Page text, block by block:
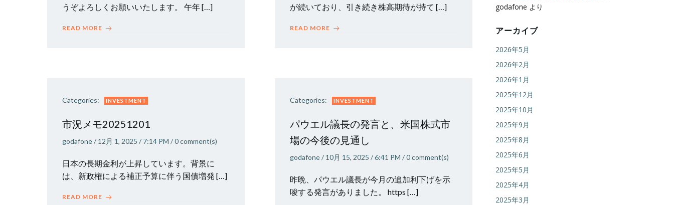
うぞよろしくお願いいたします。 午年 […]
READ MORE
が続いており、引き続き株高期待が持て […]
READ MORE
Categories: INVESTMENT
市況メモ20251201
godafone/ 12月 1, 2025 / 7:14 PM /0comment(s)
日本の長期金利が上昇しています。背景に
は、新政権による補正予算に伴う国債増発 […]
READ MORE
Categories: INVESTMENT
パウエル議長の発言と、米国株式市
場の今後の見通し
godafone/ 10月 15, 2025 /6:41 PM /0comment(s)
昨晩、パウエル議長が今月の追加利下げを示
唆する発言がありました。 https […]
godafone より
アーカイブ
2026年5月
2026年2月
2026年1月
2025年12月
2025年10月
2025年9月
2025年8月
2025年6月
2025年5月
2025年4月
2025年3月